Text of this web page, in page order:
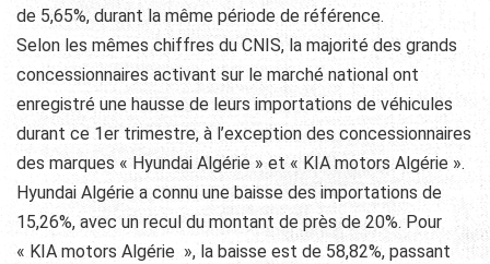
de 5,65%, durant la même période de référence.
Selon les mêmes chiffres du CNIS, la majorité des grands
concessionnaires activant sur le marché national ont
enregistré une hausse de leurs importations de véhicules
durant ce 1er trimestre, à l’exception des concessionnaires
des marques « Hyundai Algérie » et « KIA motors Algérie ».
Hyundai Algérie a connu une baisse des importations de
15,26%, avec un recul du montant de près de 20%. Pour
« KIA motors Algérie », la baisse est de 58,82%, passant